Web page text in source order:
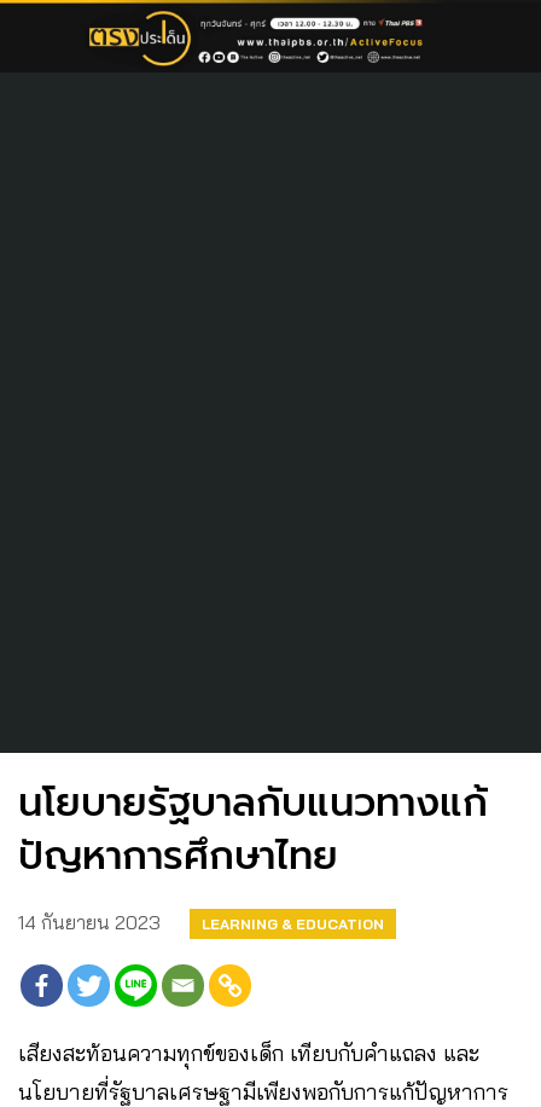
นโยบายรัฐบาลกับแนวทางแก้
ปัญหาการศึกษาไทย
14 กันยายน 2023 LEARNING & EDUCATION
เสียงสะท้อนความทุกข์ของเด็ก เทียบกับคำแถลง และ
นโยบายที่รัฐบาลเศรษฐามีเพียงพอกับการแก้ปัญหาการ